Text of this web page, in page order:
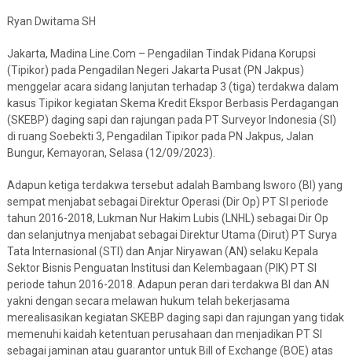
Ryan Dwitama SH
Jakarta, Madina Line.Com – Pengadilan Tindak Pidana Korupsi
(Tipikor) pada Pengadilan Negeri Jakarta Pusat (PN Jakpus)
menggelar acara sidang lanjutan terhadap 3 (tiga) terdakwa dalam
kasus Tipikor kegiatan Skema Kredit Ekspor Berbasis Perdagangan
(SKEBP) daging sapi dan rajungan pada PT Surveyor Indonesia (SI)
di ruang Soebekti 3, Pengadilan Tipikor pada PN Jakpus, Jalan
Bungur, Kemayoran, Selasa (12/09/2023).
Adapun ketiga terdakwa tersebut adalah Bambang Isworo (BI) yang
sempat menjabat sebagai Direktur Operasi (Dir Op) PT SI periode
tahun 2016-2018, Lukman Nur Hakim Lubis (LNHL) sebagai Dir Op
dan selanjutnya menjabat sebagai Direktur Utama (Dirut) PT Surya
Tata Internasional (STI) dan Anjar Niryawan (AN) selaku Kepala
Sektor Bisnis Penguatan Institusi dan Kelembagaan (PIK) PT SI
periode tahun 2016-2018. Adapun peran dari terdakwa BI dan AN
yakni dengan secara melawan hukum telah bekerjasama
merealisasikan kegiatan SKEBP daging sapi dan rajungan yang tidak
memenuhi kaidah ketentuan perusahaan dan menjadikan PT SI
sebagai jaminan atau guarantor untuk Bill of Exchange (BOE) atas